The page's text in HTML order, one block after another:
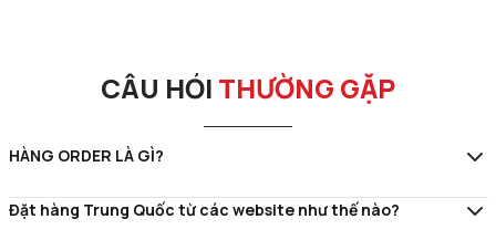
CÂU HỎI THƯỜNG GẶP
HÀNG ORDER LÀ GÌ?
Đặt hàng Trung Quốc từ các website như thế nào?